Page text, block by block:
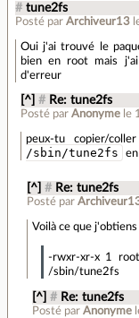
# tune2fs
Posté par Archiveur13
Oui j'ai trouvé le
bien en root mais
d'erreur
[^] # Re: tune2fs
Posté parAnonyme le
peux-tu copier/
/sbin/tune2fs
[^] # Re: tune2fs
Posté par
Voilà ce que j'obtiens
-rwxr-xr-x 1
/sbin/tune2fs
[^] # Re: tune2fs
Posté parAnonyme